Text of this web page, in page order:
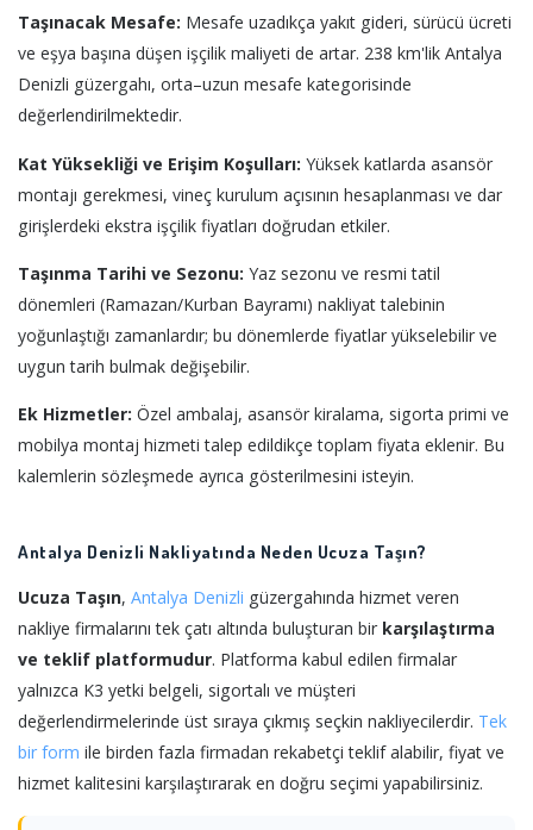
Taşınacak Mesafe: Mesafe uzadıkça yakıt gideri, sürücü ücreti
ve eşya başına düşen işçilik maliyeti de artar. 238 km'lik Antalya
Denizli güzergahı, orta–uzun mesafe kategorisinde
değerlendirilmektedir.
Kat Yüksekliği ve Erişim Koşulları: Yüksek katlarda asansör
montajı gerekmesi, vineç kurulum açısının hesaplanması ve dar
girişlerdeki ekstra işçilik fiyatları doğrudan etkiler.
Taşınma Tarihi ve Sezonu: Yaz sezonu ve resmi tatil
dönemleri (Ramazan/Kurban Bayramı) nakliyat talebinin
yoğunlaştığı zamanlardır; bu dönemlerde fiyatlar yükselebilir ve
uygun tarih bulmak değişebilir.
Ek Hizmetler: Özel ambalaj, asansör kiralama, sigorta primi ve
mobilya montaj hizmeti talep edildikçe toplam fiyata eklenir. Bu
kalemlerin sözleşmede ayrıca gösterilmesini isteyin.
Antalya Denizli Nakliyatında Neden Ucuza Taşın?
Ucuza Taşın, Antalya Denizli güzergahında hizmet veren
nakliye firmalarını tek çatı altında buluşturan bir karşılaştırma
ve teklif platformudur. Platforma kabul edilen firmalar
yalnızca K3 yetki belgeli, sigortalı ve müşteri
değerlendirmelerinde üst sıraya çıkmış seçkin nakliyecilerdir. Tek
bir form ile birden fazla firmadan rekabetçi teklif alabilir, fiyat ve
hizmet kalitesini karşılaştırarak en doğru seçimi yapabilirsiniz.